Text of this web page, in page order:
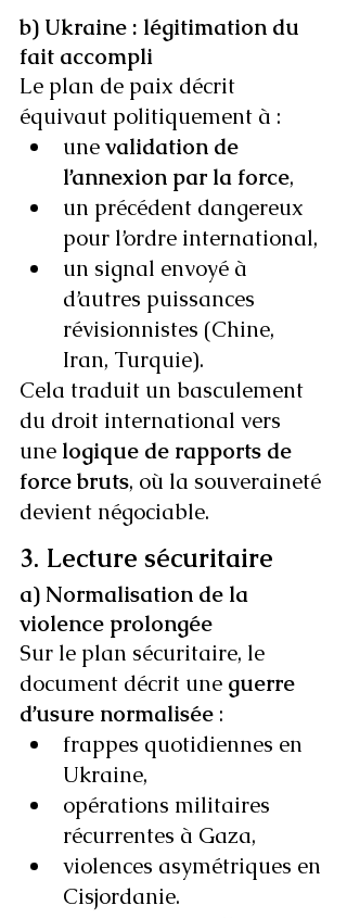
b) Ukraine : légitimation du
fait accompli
Le plan de paix décrit
équivaut politiquement à :
une validation de
l’annexion par la force,
un précédent dangereux
pour l’ordre international,
un signal envoyé à
d’autres puissances
révisionnistes (Chine,
Iran, Turquie).
Cela traduit un basculement
du droit international vers
une logique de rapports de
force bruts, où la souveraineté
devient négociable.
3. Lecture sécuritaire
a) Normalisation de la
violence prolongée
Sur le plan sécuritaire, le
document décrit une guerre
d’usure normalisée :
frappes quotidiennes en
Ukraine,
opérations militaires
récurrentes à Gaza,
violences asymétriques en
Cisjordanie.